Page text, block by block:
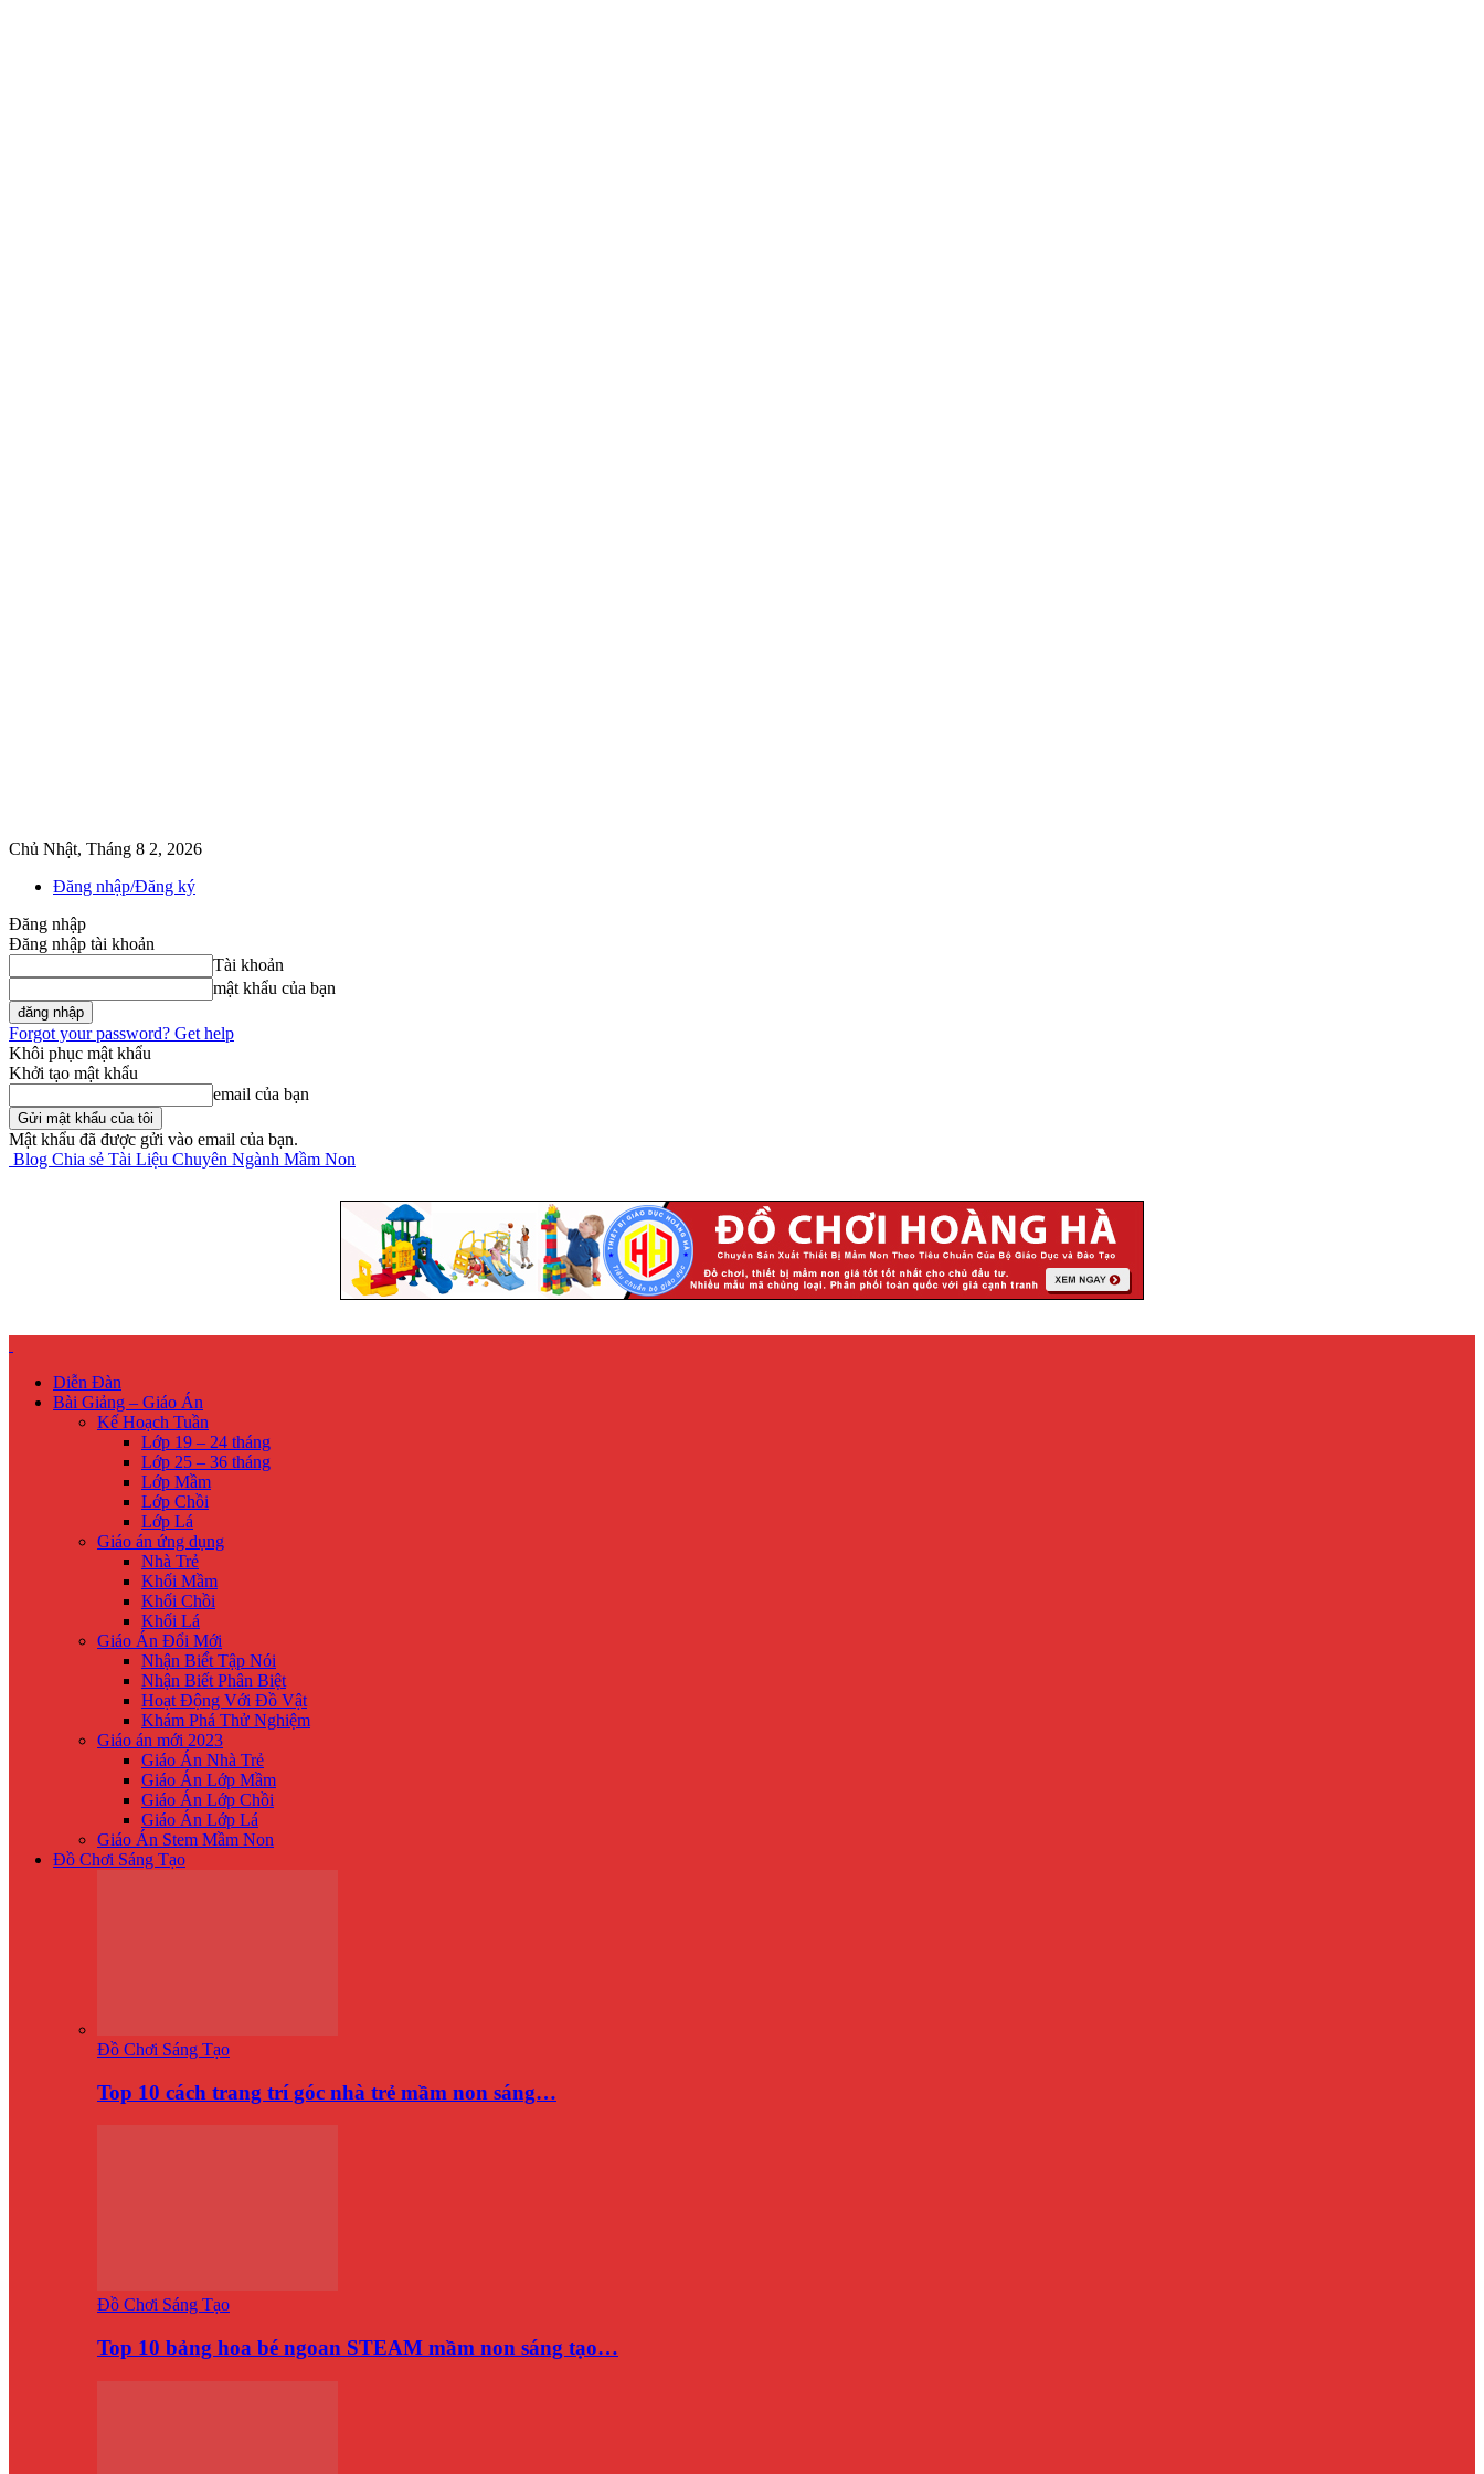
Chủ Nhật, Tháng 8 2, 2026
Đăng nhập/Đăng ký
Đăng nhập
Đăng nhập tài khoản
Tài khoản
mật khẩu của bạn
Forgot your password? Get help
Khôi phục mật khẩu
Khởi tạo mật khẩu
email của bạn
Mật khẩu đã được gửi vào email của bạn.
Blog Chia sẻ Tài Liệu Chuyên Ngành Mầm Non
Diễn Đàn
Bài Giảng – Giáo Án
Kế Hoạch Tuần
Lớp 19 – 24 tháng
Lớp 25 – 36 tháng
Lớp Mầm
Lớp Chồi
Lớp Lá
Giáo án ứng dụng
Nhà Trẻ
Khối Mầm
Khối Chồi
Khối Lá
Giáo Án Đổi Mới
Nhận Biế́t Tập Nói
Nhận Biết Phân Biệt
Hoạt Động Với Đồ Vật
Khám Phá Thử Nghiệm
Giáo án mới 2023
Giáo Án Nhà Trẻ
Giáo Án Lớp Mầm
Giáo Án Lớp Chồi
Giáo Án Lớp Lá
Giáo Án Stem Mầm Non
Đồ Chơi Sáng Tạo
Đồ Chơi Sáng Tạo
Top 10 cách trang trí góc nhà trẻ mầm non sáng…
Đồ Chơi Sáng Tạo
Top 10 bảng hoa bé ngoan STEAM mầm non sáng tạo…